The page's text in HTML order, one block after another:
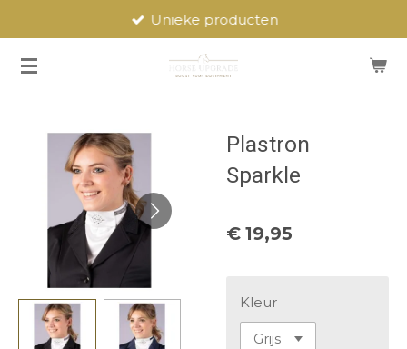
naar
Unieke producten
Plastron
Sparkle
€ 19,95
Kleur